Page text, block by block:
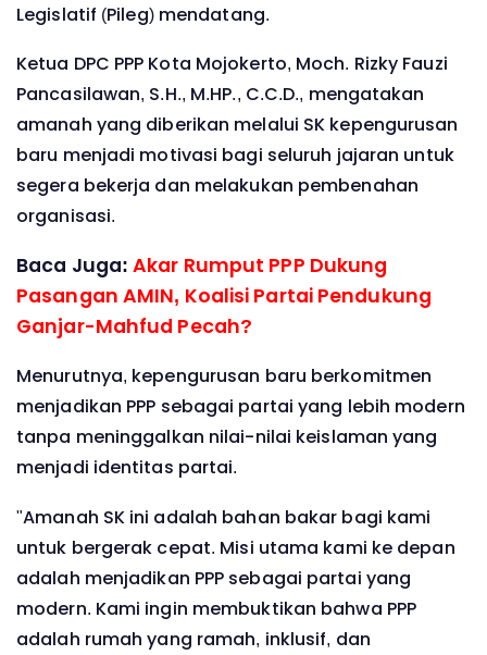
Legislatif (Pileg) mendatang.
Ketua DPC PPP Kota Mojokerto, Moch. Rizky Fauzi
Pancasilawan, S.H., M.HP., C.C.D., mengatakan
amanah yang diberikan melalui SK kepengurusan
baru menjadi motivasi bagi seluruh jajaran untuk
segera bekerja dan melakukan pembenahan
organisasi.
Baca Juga:Akar Rumput PPP Dukung
Pasangan AMIN, Koalisi Partai Pendukung
Ganjar-Mahfud Pecah?
Menurutnya, kepengurusan baru berkomitmen
menjadikan PPP sebagai partai yang lebih modern
tanpa meninggalkan nilai-nilai keislaman yang
menjadi identitas partai.
"Amanah SK ini adalah bahan bakar bagi kami
untuk bergerak cepat. Misi utama kami ke depan
adalah menjadikan PPP sebagai partai yang
modern. Kami ingin membuktikan bahwa PPP
adalah rumah yang ramah, inklusif, dan